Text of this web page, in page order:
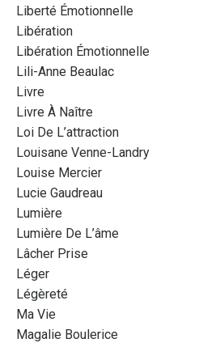
Liberté Émotionnelle
Libération
Libération Émotionnelle
Lili-Anne Beaulac
Livre
Livre À Naître
Loi De L’attraction
Louisane Venne-Landry
Louise Mercier
Lucie Gaudreau
Lumière
Lumière De L’âme
Lâcher Prise
Léger
Légèreté
Ma Vie
Magalie Boulerice